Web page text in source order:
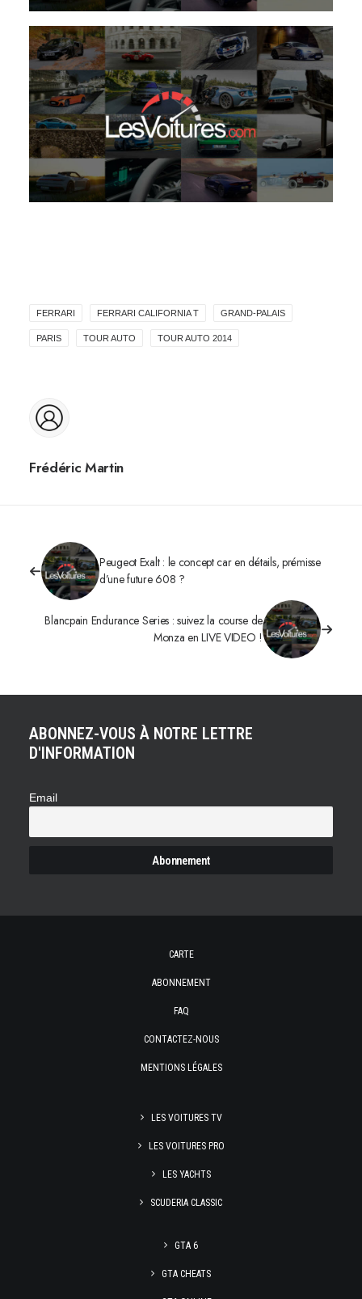
FERRARI FERRARI CALIFORNIA T GRAND-PALAIS
PARIS TOUR AUTO TOUR AUTO 2014
Frédéric Martin
Peugeot Exalt : le concept car en détails, prémisse
d’une future 608 ?
Blancpain Endurance Series : suivez la course de
Monza en LIVE VIDEO !
ABONNEZ-VOUS À NOTRE LETTRE
D'INFORMATION
Email
CARTE
ABONNEMENT
FAQ
CONTACTEZ-NOUS
MENTIONS LÉGALES
LES VOITURES TV
LES VOITURES PRO
LES YACHTS
SCUDERIA CLASSIC
GTA 6
GTA CHEATS